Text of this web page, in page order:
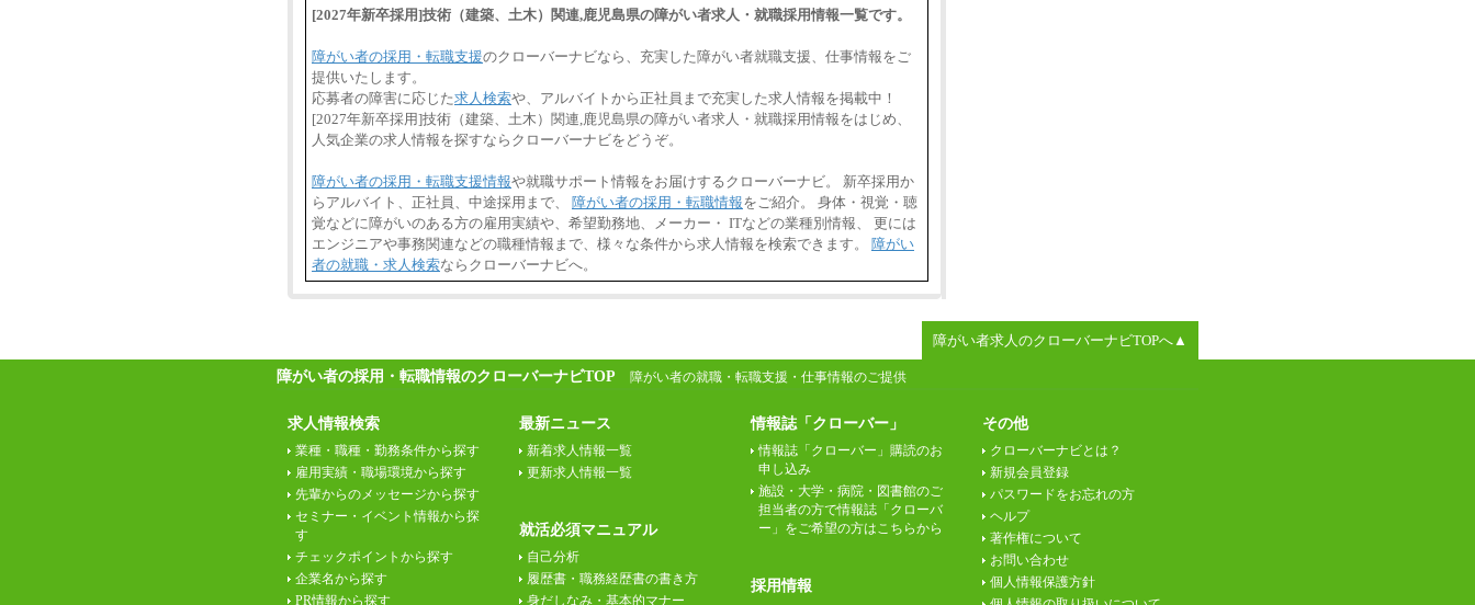
[2027年新卒採用]技術（建築、土木）関連,鹿児島県の障がい者求人・就職採用情報一覧です。
障がい者の採用・転職支援のクローバーナビなら、充実した障がい者就職支援、仕事情報をご
提供いたします。
応募者の障害に応じた求人検索や、アルバイトから正社員まで充実した求人情報を掲載中！
[2027年新卒採用]技術（建築、土木）関連,鹿児島県の障がい者求人・就職採用情報をはじめ、
人気企業の求人情報を探すならクローバーナビをどうぞ。
障がい者の採用・転職支援情報や就職サポート情報をお届けするクローバーナビ。 新卒採用か
らアルバイト、正社員、中途採用まで、 障がい者の採用・転職情報をご紹介。 身体・視覚・聴
覚などに障がいのある方の雇用実績や、希望勤務地、メーカー・ ITなどの業種別情報、 更には
エンジニアや事務関連などの職種情報まで、様々な条件から求人情報を検索できます。 障がい
者の就職・求人検索ならクローバーナビへ。
障がい者求人のクローバーナビTOPへ▲
障がい者の採用・転職情報のクローバーナビTOP 障がい者の就職・転職支援・仕事情報のご提供
求人情報検索
業種・職種・勤務条件から探す
雇用実績・職場環境から探す
先輩からのメッセージから探す
セミナー・イベント情報から探
す
チェックポイントから探す
企業名から探す
PR情報から探す
最新ニュース
新着求人情報一覧
更新求人情報一覧
就活必須マニュアル
自己分析
履歴書・職務経歴書の書き方
身だしなみ・基本的マナー
情報誌「クローバー」
情報誌「クローバー」購読のお
申し込み
施設・大学・病院・図書館のご
担当者の方で情報誌「クローバ
ー」をご希望の方はこちらから
採用情報
その他
クローバーナビとは？
新規会員登録
パスワードをお忘れの方
ヘルプ
著作権について
お問い合わせ
個人情報保護方針